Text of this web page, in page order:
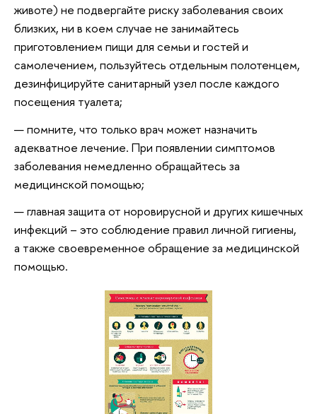
животе) не подвергайте риску заболевания своих
близких, ни в коем случае не занимайтесь
приготовлением пищи для семьи и гостей и
самолечением, пользуйтесь отдельным полотенцем,
дезинфицируйте санитарный узел после каждого
посещения туалета;
помните, что только врач может назначить
адекватное лечение. При появлении симптомов
заболевания немедленно обращайтесь за
медицинской помощью;
главная защита от норовирусной и других кишечных
инфекций – это соблюдение правил личной гигиены,
а также своевременное обращение за медицинской
помощью.